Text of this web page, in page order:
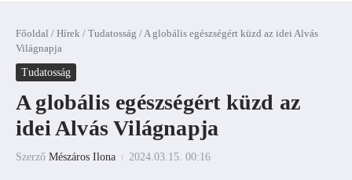
Főoldal / Hírek / Tudatosság /A globális egészségért küzd az idei Alvás
Világnapja
Tudatosság
A globális egészségért küzd az
idei Alvás Világnapja
Szerző Mészáros Ilona 2024.03.15. 00:16